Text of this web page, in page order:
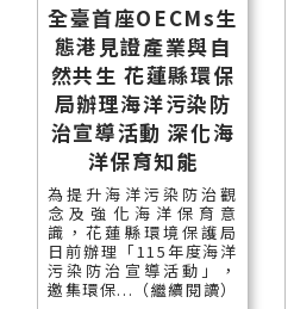
全臺首座OECMs生
態港見證產業與自
然共生 花蓮縣環保
局辦理海洋污染防
治宣導活動 深化海
洋保育知能
為提升海洋污染防治觀
念及強化海洋保育意
識，花蓮縣環境保護局
日前辦理「115年度海洋
污染防治宣導活動」，
邀集環保...（繼續閱讀）